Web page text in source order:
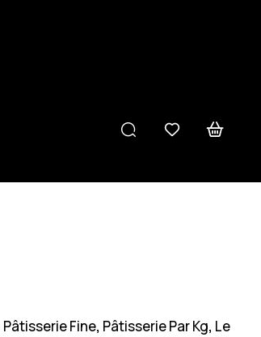
Pâtisserie Fine, Pâtisserie Par Kg, Le